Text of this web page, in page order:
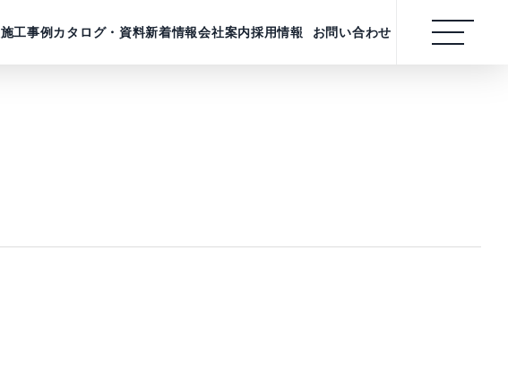
施工事例カタログ・資料新着情報会社案内採用情報 お問い合わせ